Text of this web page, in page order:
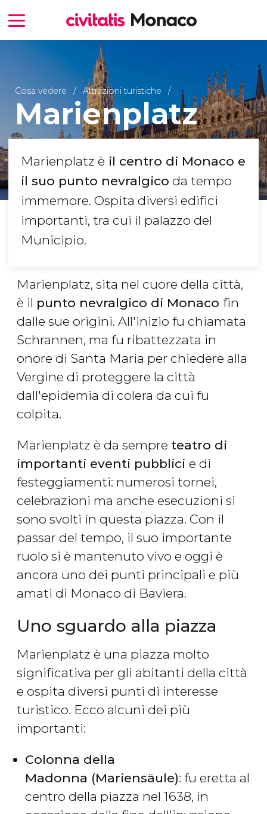
Cosa vedere Attrazioni turistiche
Marienplatz
Marienplatz è il centro di Monaco e
il suo punto nevralgico da tempo
immemore. Ospita diversi edifici
importanti, tra cui il palazzo del
Municipio.
Marienplatz, sita nel cuore della città,
è il punto nevralgico di Monaco fin
dalle sue origini. All'inizio fu chiamata
Schrannen, ma fu ribattezzata in
onore di Santa Maria per chiedere alla
Vergine di proteggere la città
dall'epidemia di colera da cui fu
colpita.
Marienplatz è da sempre teatro di
importanti eventi pubblici e di
festeggiamenti: numerosi tornei,
celebrazioni ma anche esecuzioni si
sono svolti in questa piazza. Con il
passar del tempo, il suo importante
ruolo si è mantenuto vivo e oggi è
ancora uno dei punti principali e più
amati di Monaco di Baviera.
Uno sguardo alla piazza
Marienplatz è una piazza molto
significativa per gli abitanti della città
e ospita diversi punti di interesse
turistico. Ecco alcuni dei più
importanti:
Colonna della
Madonna (Mariensäule): fu eretta al
centro della piazza nel 1638, in